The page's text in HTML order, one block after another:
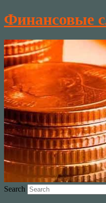
Финансовые
Search